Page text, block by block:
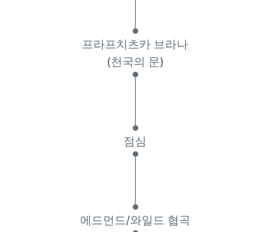
프라프치츠카 브라나
(천국의 문)
점심
에드먼드/와일드 협곡